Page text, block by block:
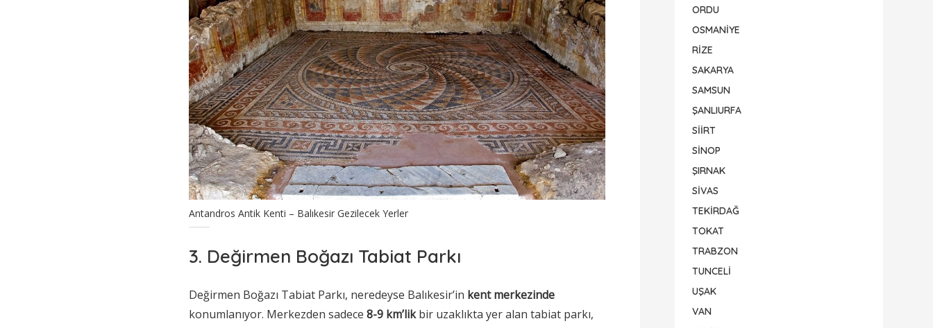
Antandros Antik Kenti – Balıkesir Gezilecek Yerler
3. Değirmen Boğazı Tabiat Parkı
Değirmen Boğazı Tabiat Parkı, neredeyse Balıkesir’in kent merkezinde
konumlanıyor. Merkezden sadece 8-9 km’likbir uzaklıkta yer alan tabiat parkı,
ORDU
OSMANİYE
RİZE
SAKARYA
SAMSUN
ŞANLIURFA
SİİRT
SİNOP
ŞIRNAK
SİVAS
TEKİRDAĞ
TOKAT
TRABZON
TUNCELİ
UŞAK
VAN